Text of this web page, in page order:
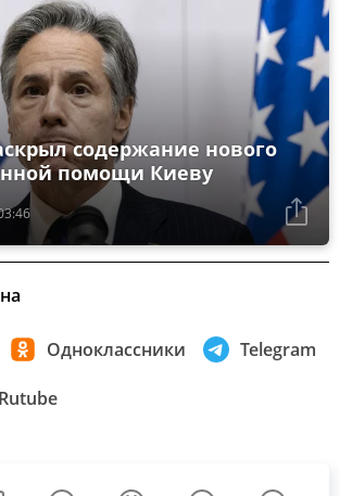
содержание нового
помощи Киеву
Одноклассники Telegram
Rutube